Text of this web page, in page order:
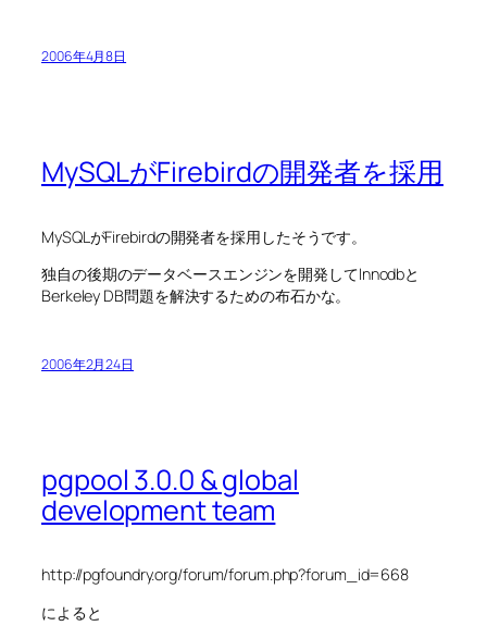
2006年4月8日
MySQLがFirebirdの開発者を採用
MySQLがFirebirdの開発者を採用したそうです。
独自の後期のデータベースエンジンを開発してInnodbと
Berkeley DB問題を解決するための布石かな。
2006年2月24日
pgpool 3.0.0 & global
development team
http://pgfoundry.org/forum/forum.php?forum_id=668
によると